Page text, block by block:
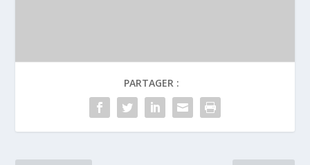
PARTAGER :